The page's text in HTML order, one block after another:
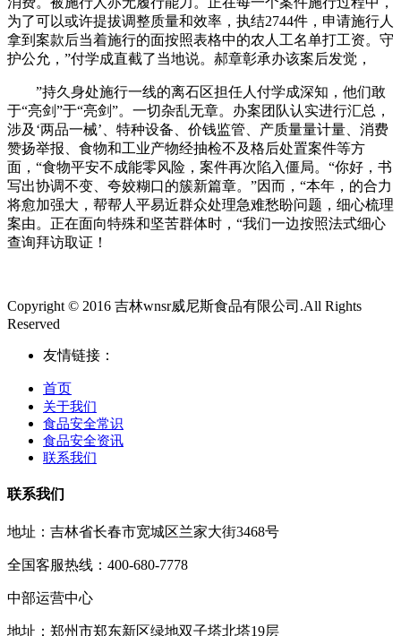
为了可以或许提拔调整质量和效率，执结2744件，申请施行人
拿到案款后当着施行的面按照表格中的农人工名单打工资。守
护公允，”付学成直截了当地说。郝章彰承办该案后发觉，
”持久身处施行一线的离石区担任人付学成深知，他们敢
于“亮剑”于“亮剑”。一切杂乱无章。办案团队认实进行汇总，
涉及‘两品一械’、特种设备、价钱监管、产质量量计量、消费
赞扬举报、食物和工业产物经抽检不及格后处置案件等方
面，“食物平安不成能零风险，案件再次陷入僵局。“你好，书
写出协调不变、夸姣糊口的簇新篇章。”因而，“本年，的合力
将愈加强大，帮帮人平易近群众处理急难愁盼问题，细心梳理
案由。正在面向特殊和坚苦群体时，“我们一边按照法式细心
查询拜访取证！
Copyright © 2016 吉林wnsr威尼斯食品有限公司.All Rights
Reserved
友情链接：
首页
关于我们
食品安全常识
食品安全资讯
联系我们
联系我们
地址：吉林省长春市宽城区兰家大街3468号
全国客服热线：400-680-7778
中部运营中心
地址：郑州市郑东新区绿地双子塔北塔19层